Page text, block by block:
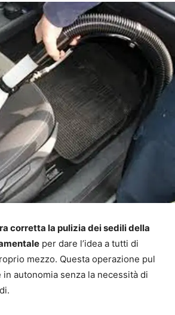
corretta la pulizia dei sedili della
per dare l’idea a tutti di
mezzo. Questa operazione pul
autonomia senza la necessità di